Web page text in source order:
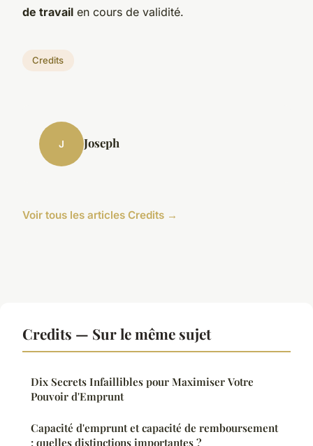
de travail en cours de validité.
Credits
J Joseph
Voir tous les articles Credits →
Credits — Sur le même sujet
Dix Secrets Infaillibles pour Maximiser Votre
Pouvoir d'Emprunt
Capacité d'emprunt et capacité de remboursement
: quelles distinctions importantes ?